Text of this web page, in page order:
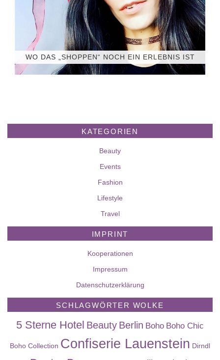
WO DAS „SHOPPEN“ NOCH EIN ERLEBNIS IST
KATEGORIEN
Beauty
Events
Fashion
Lifestyle
Travel
IMPRINT
Kooperationen
Impressum
Datenschutzerklärung
SCHLAGWÖRTER WOLKE
5 Sterne Hotel Beauty Berlin Boho Boho Chic
Boho Collection Confiserie Lauenstein Dirndl